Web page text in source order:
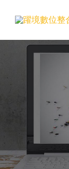
content